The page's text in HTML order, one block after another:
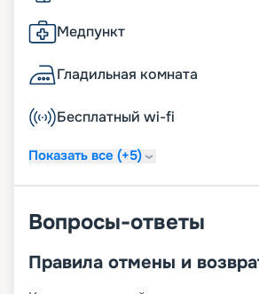
Медпункт
Гладильная комната
Бесплатный wi-fi
Показать все (+5)
Вопросы-ответы
Правила отмены и